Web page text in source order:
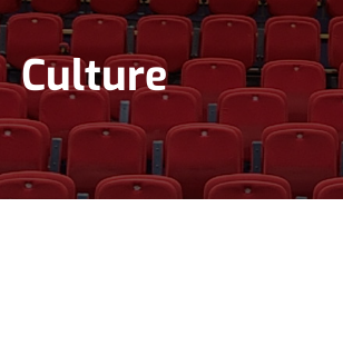
Culture